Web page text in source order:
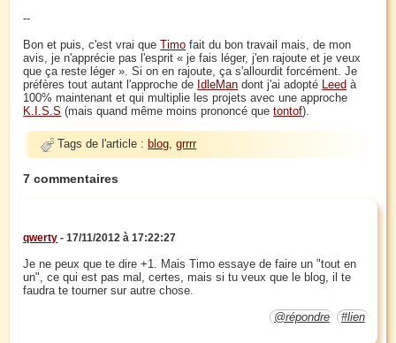
--
Bon et puis, c'est vrai queTimo fait du bon travail mais, de mon
avis, je n'apprécie pas l'esprit « je fais léger, j'en rajoute et je veux
que ça reste léger ». Si on en rajoute, ça s'allourdit forcément. Je
préfères tout autant l'approche de IdleMan dont j'ai adopté Leed à
100% maintenant et qui multiplie les projets avec une approche
K.I.S.S (mais quand même moins prononcé quetontof).
Tags de l'article : blog,grrrr
7 commentaires
qwerty - 17/11/2012 à 17:22:27
Je ne peux que te dire +1. Mais Timo essaye de faire un "tout en
un", ce qui est pas mal, certes, mais si tu veux que le blog, il te
faudra te tourner sur autre chose.
@répondre
#lien